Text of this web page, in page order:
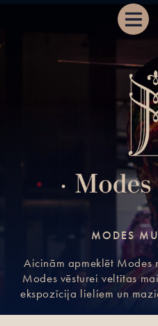
Izvēlne
MODES
Aicinām apmeklēt Modes
Modes vēsturei veltītas
ekspozīcija lieliem un